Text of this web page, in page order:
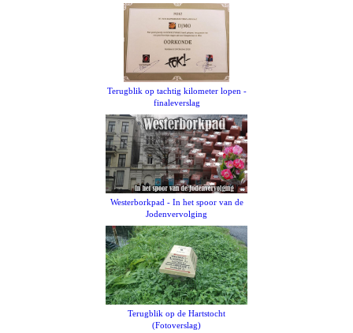
Terugblik op tachtig kilometer lopen -
finaleverslag
Westerborkpad - In het spoor van de
Jodenvervolging
Terugblik op de Hartstocht
(Fotoverslag)